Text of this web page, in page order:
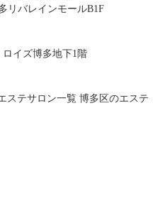
リバレインモールB1F
イズ博多地下1階
ステサロン一覧 博多区のエステ